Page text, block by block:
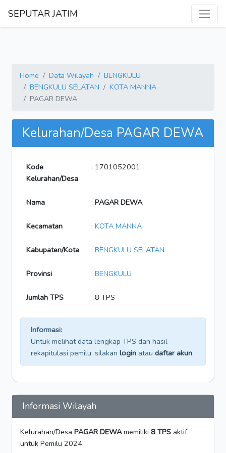
SEPUTAR JATIM
Home Data Wilayah
BENGKULU
BENGKULU SELATAN
KOTA MANNA
PAGAR DEWA
Kelurahan/Desa PAGAR DEWA
Kode
Kelurahan/Desa
: 1701052001
Nama : PAGAR DEWA
Kecamatan : KOTA MANNA
Kabupaten/Kota : BENGKULU SELATAN
Provinsi : BENGKULU
Jumlah TPS : 8 TPS
Informasi:
Untuk melihat data lengkap TPS dan hasil
rekapitulasi pemilu, silakan login atau daftar akun.
Informasi Wilayah
Kelurahan/Desa PAGAR DEWAmemiliki 8 TPS aktif
untuk Pemilu 2024.